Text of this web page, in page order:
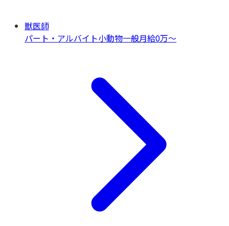
獣医師
パート・アルバイト小動物一般月給0万〜